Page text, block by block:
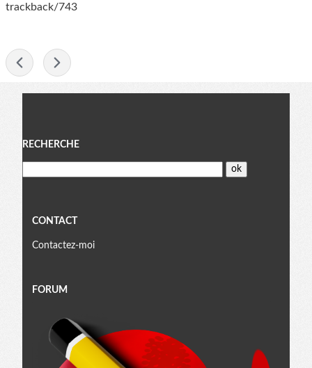
trackback/743
Menu
RECHERCHE
CONTACT
Contactez-moi
FORUM